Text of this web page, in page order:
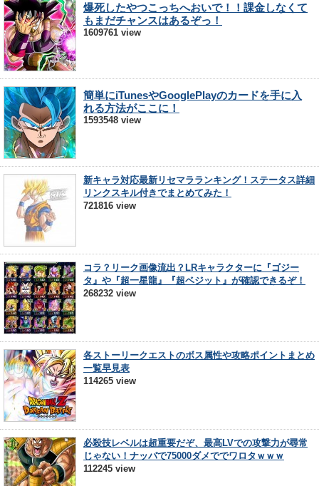
爆死したやつこっちへおいで！！課金しなくて
もまだチャンスはあるぞっ！
1609761 view
簡単にiTunesやGooglePlayのカードを手に入
れる方法がここに！
1593548 view
新キャラ対応最新リセマラランキング！ステータス詳細
リンクスキル付きでまとめてみた！
721816 view
コラ？リーク画像流出？LRキャラクターに『ゴジー
タ』や『超一星龍』『超ベジット』が確認できるぞ！
268232 view
各ストーリークエストのボス属性や攻略ポイントまとめ
一覧早見表
114265 view
必殺技レベルは超重要だぞ、最高LVでの攻撃力が尋常
じゃない！ナッパで75000ダメででワロタｗｗｗ
112245 view